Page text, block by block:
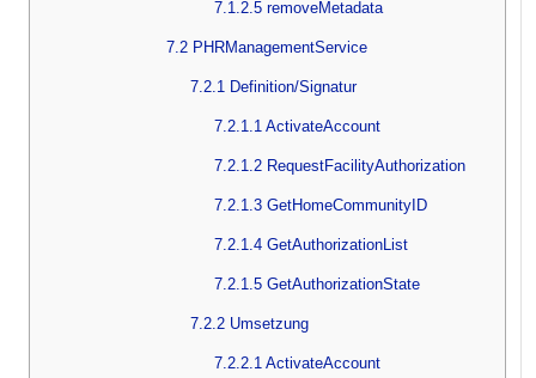
7.1.2.5 removeMetadata
7.2 PHRManagementService
7.2.1 Definition/Signatur
7.2.1.1 ActivateAccount
7.2.1.2 RequestFacilityAuthorization
7.2.1.3 GetHomeCommunityID
7.2.1.4 GetAuthorizationList
7.2.1.5 GetAuthorizationState
7.2.2 Umsetzung
7.2.2.1 ActivateAccount